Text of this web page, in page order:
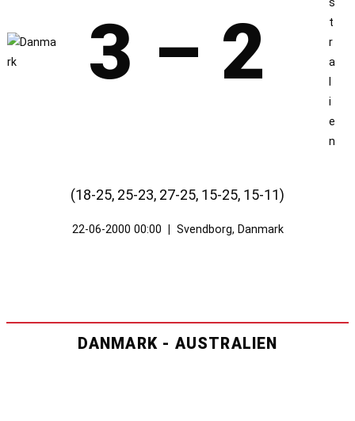
3 – 2
(18-25, 25-23, 27-25, 15-25, 15-11)
22-06-2000 00:00 Svendborg, Danmark
DANMARK - AUSTRALIEN